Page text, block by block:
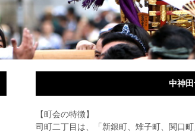
中神
【町会の特徴】
司町二丁目は、「新銀町、雉子町、関口